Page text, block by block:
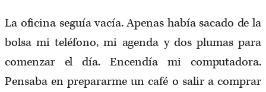
La oficina seguía vacía. Apenas había sacado de la
bolsa mi teléfono, mi agenda y dos plumas para
comenzar el día. Encendía mi computadora.
Pensaba en prepararme un café o salir a comprar